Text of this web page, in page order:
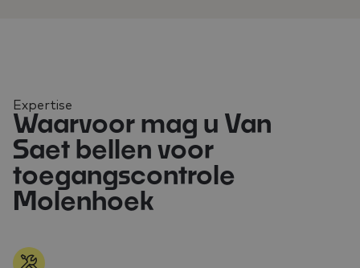
Expertise
Waarvoor mag u Van
Saet bellen voor
toegangscontrole
Molenhoek